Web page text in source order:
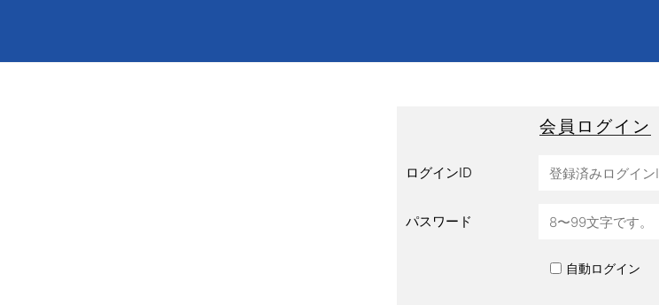
会員ログイン
ログインID
パスワード
自動ログイン